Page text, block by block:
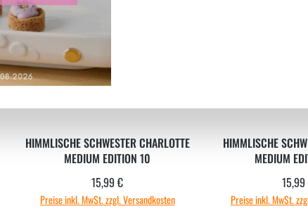
HIMMLISCHE SCHWESTER CHARLOTTE
MEDIUM EDITION 10
Regulärer Preis:
15,99 €
Preise inkl. MwSt. zzgl. Versandkosten
HIMMLISCHE
MEDIUM
Preise inkl. MwSt.